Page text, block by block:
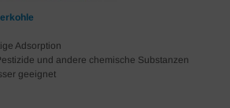
Adsorption
und andere chemische Substanzen
geeignet